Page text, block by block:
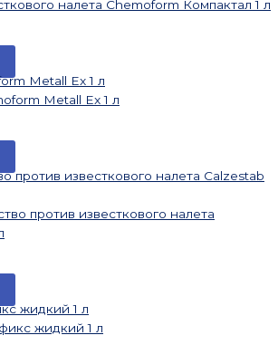
Metall Ex 1 л
против известкового налета Calzestab
жидкий 1 л